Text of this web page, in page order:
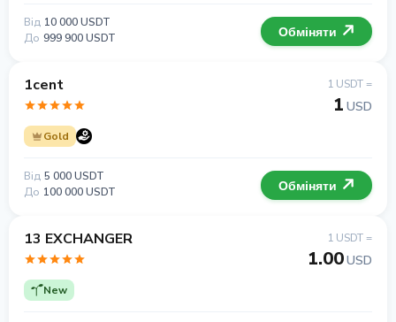
Від 10 000 USDT
До 999 900 USDT Обміняти
1cent
Gold
1 USDT =
1 USD
Від 5 000 USDT
До 100 000 USDT Обміняти
13 EXCHANGER
New
1 USDT =
1.00USD